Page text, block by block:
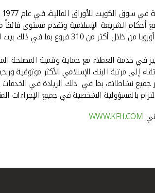
الشريعة الإسلامية وتقدم مستوى فائقاً
يدير "بيتك" عملياته في دول مجلس
في خدمة العملاء مع حماية وتنمية المصلحة
إلى مرتبة البنك الإسلامي الأكثر موثوقية
نشاطاته، بما في ذلك الريادة في الخدمات
بالمسؤولية الشخصية في جميع الإجراءات
WWW.KFH.COM